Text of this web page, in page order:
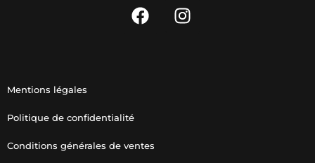
Mentions légales
Politique de confidentialité
Conditions générales de ventes